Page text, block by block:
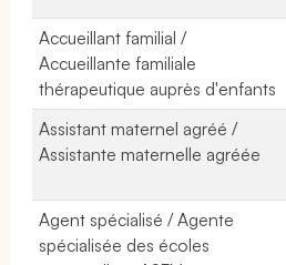
Accueillant familial /
Accueillante familiale
thérapeutique auprès d'enfants
Assistant maternel agréé /
Assistante maternelle agréée
Agent spécialisé / Agente
spécialisée des écoles